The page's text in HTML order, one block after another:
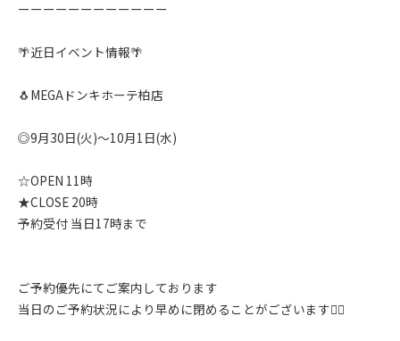
ーーーーーーーーーーーー
🌴近日イベント情報🌴
🐧MEGAドンキホーテ柏店
◎9月30日(火)〜10月1日(水)
☆OPEN 11時
★CLOSE 20時
予約受付 当日17時まで
ご予約優先にてご案内しております
当日のご予約状況により早めに閉めることがございます🙇‍♂️